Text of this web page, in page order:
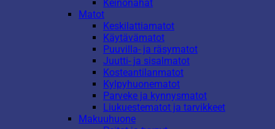
Keinonahat
Matot
Keskilattiamatot
Käytävämatot
Puuvilla- ja räsymatot
Juutti- ja sisalmatot
Kosteantilanmatot
Kylpyhuonematot
Parveke ja kynnysmatot
Liukuestematot ja tarvikkeet
Makuuhuone